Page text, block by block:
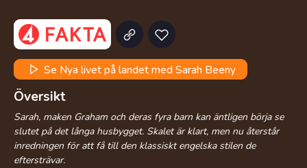
Se Nya livet på landet med Sarah Beeny
Översikt
Sarah, maken Graham och deras fyra barn kan äntligen börja se
slutet på det långa husbygget. Skalet är klart, men nu återstår
inredningen för att få till den klassiskt engelska stilen de
eftersträvar.